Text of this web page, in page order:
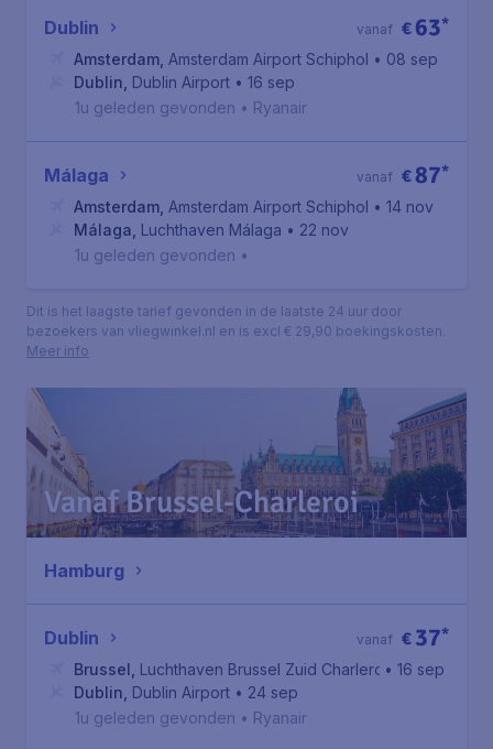
Dublin € 63*
vanaf
Amsterdam Amsterdam Airport Schiphol • 08 sep
Dublin Dublin Airport • 16 sep
1u geleden gevonden • Ryanair
Málaga €87*
vanaf
Amsterdam Amsterdam Airport Schiphol • 14 nov
Málaga Luchthaven Málaga • 22 nov
1u geleden gevonden •
Dit is het laagste tarief gevonden in de laatste 24 uur door
bezoekers van vliegwinkel.nl en is excl € 29,90 boekingskosten.
Meer info
Vanaf Brussel-Charleroi
Hamburg
Dublin € 37*
vanaf
Brussel Luchthaven Brussel Zuid Charleroi• 16 sep
Dublin Dublin Airport • 24 sep
1u geleden gevonden • Ryanair